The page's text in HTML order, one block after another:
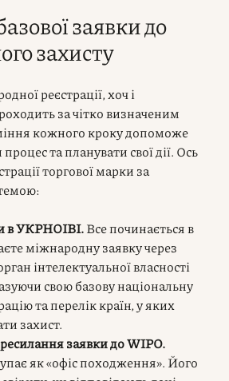
заявки до
захисту
реєстрації, хоч і
за чітко визначеним
кожного кроку допоможе
та планувати свої дії. Ось
торгової марки за
в УКРНОІВІ.Все починається в
міжнародну заявку через
інтелектуальної власності
свою базову національну
та перелік країн, у яких
захист.
заявки до WIPO.
як «офіс походження». Його